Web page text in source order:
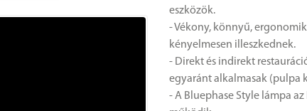
eszközök.
- Vékony, könnyű,
kényelmesen illeszkednek.
- Direkt és indirekt
egyaránt alkalmasak (pulpa
- A Bluephase Style lámpa